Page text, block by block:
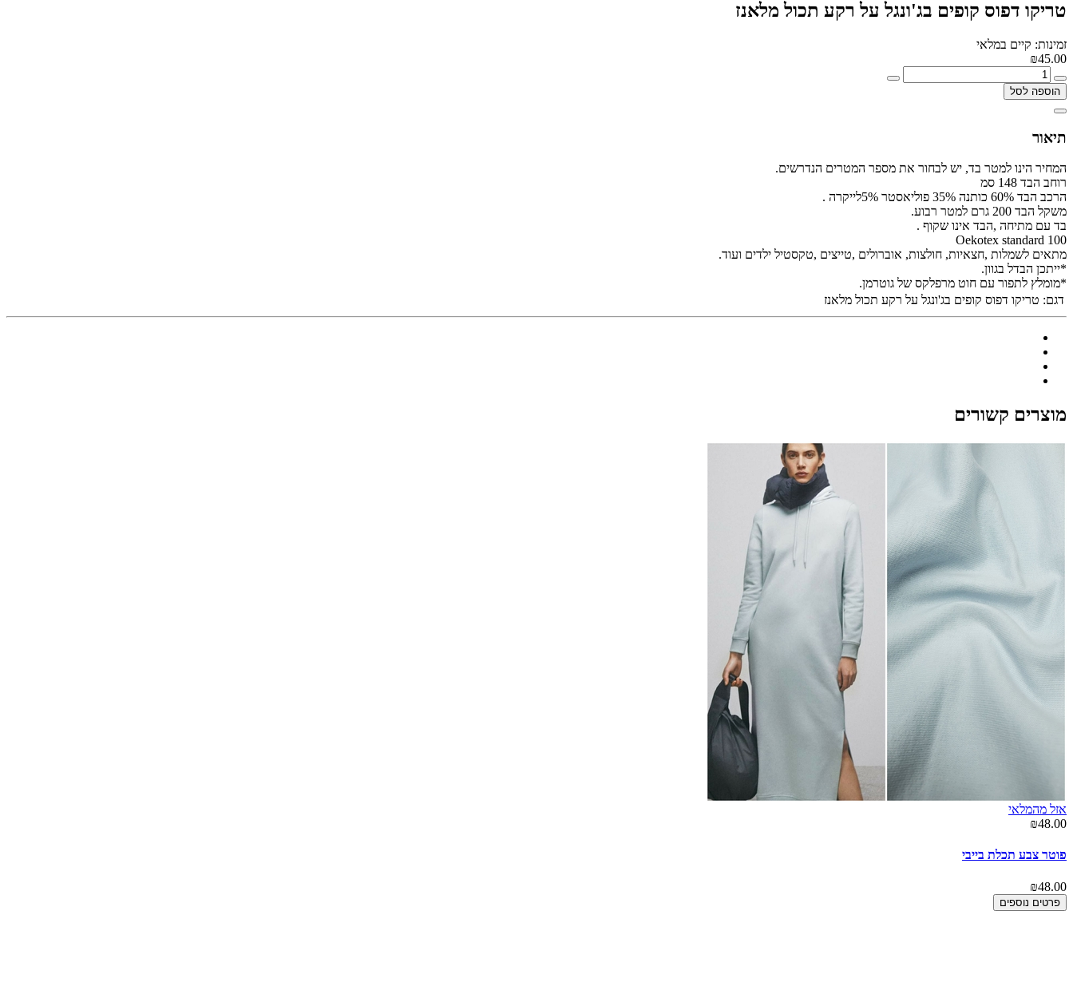
טריקו דפוס קופים בג'ונגל על רקע תכול מלאנז
זמינות: קיים במלאי
₪45.00
הוספה לסל
תיאור
המחיר הינו למטר בד, יש לבחור את מספר המטרים הנדרשים.
רוחב הבד 148 סמ
הרכב הבד 60% כותנה 35% פוליאסטר 5%לייקרה .
משקל הבד 200 גרם למטר רבוע.
בד עם מתיחה ,הבד אינו שקוף .
Oekotex standard 100
מתאים לשמלות ,חצאיות, חולצות, אוברולים ,טייצים ,טקסטיל ילדים ועוד.
*ייתכן הבדל בגוון.
*מומלץ לתפור עם חוט מרפלקס של גוטרמן.
דגם: טריקו דפוס קופים בג'ונגל על רקע תכול מלאנז
מוצרים קשורים
אזל מהמלאי
₪48.00
פוטר צבע תכלת בייבי
₪48.00
פרטים נוספים